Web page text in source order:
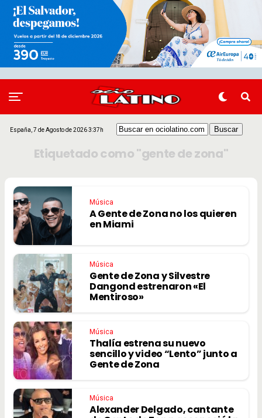
España, 7 de Agosto de 2026 3:37h
Etiquetado como "gente de zona"
Música
A Gente de Zona no los quieren
en Miami
Música
Gente de Zona y Silvestre
Dangond estrenaron «El
Mentiroso»
Música
Thalía estrena su nuevo
sencillo y video “Lento” junto a
Gente de Zona
Música
Alexander Delgado, cantante